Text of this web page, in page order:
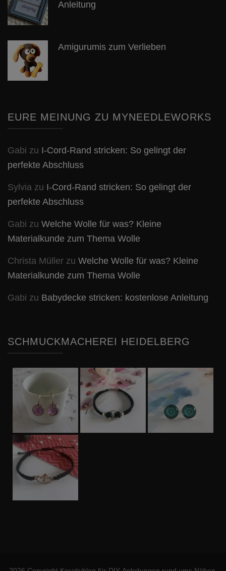
Anleitung
Amigurumis zum Verlieben
EURE MEINUNG ZU MYNEEDLEWORKS
Gabi zu I-Cord-Rand stricken: So gelingt der
perfekte Abschluss
Sylvia zu I-Cord-Rand stricken: So gelingt der
perfekte Abschluss
Gabi zu Welche Wolle für was? Kleine
Materialkunde zum Thema Wolle
Christa Müller zu Welche Wolle für was? Kleine
Materialkunde zum Thema Wolle
Gabi zu Babydecke stricken: kostenlose Anleitung
SCHMUCKMACHEREI HEIDELBERG